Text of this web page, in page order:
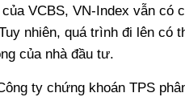
VCBS, VN-Index vẫn có
nhiên, quá trình đi lên có
của nhà đầu tư.
ty chứng khoán TPS